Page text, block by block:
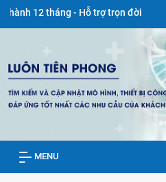
tháng - Hỗ trợ trọn đời
MENU